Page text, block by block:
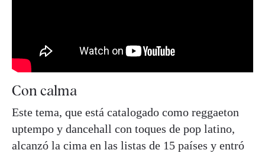
Con calma
Este tema, que está catalogado como reggaeton
uptempo y dancehall con toques de pop latino,
alcanzó la cima en las listas de 15 países y entró